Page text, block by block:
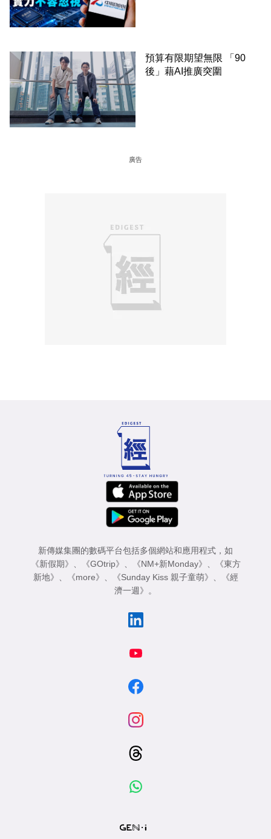
預算有限期望無限 「90
後」藉AI推廣突圍
廣告
新傳媒集團的數碼平台包括多個網站和應用程式，如
《新假期》
《GOtrip》 《NM+新Monday》
《東方
新地》
《more》 《Sunday Kiss 親子童萌》
《經
濟一週》
。